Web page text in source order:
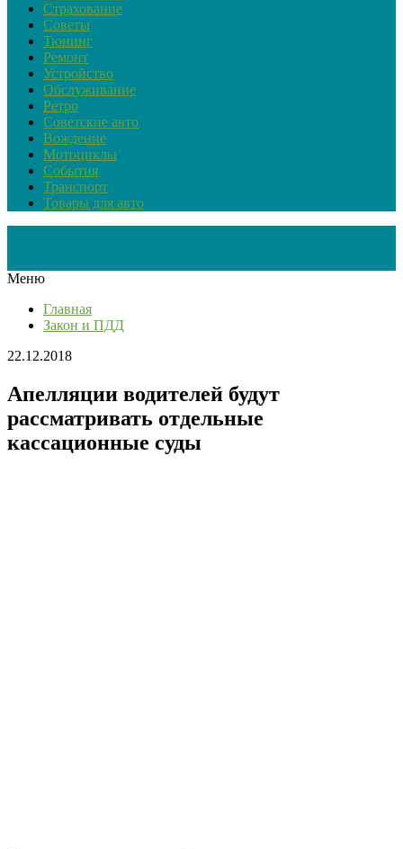
Страхование
Советы
Тюнинг
Ремонт
Устройство
Обслуживание
Ретро
Советские авто
Вождение
Мотоциклы
События
Транспорт
Товары для авто
Меню
Главная
Закон и ПДД
22.12.2018
Апелляции водителей будут
рассматривать отдельные
кассационные суды